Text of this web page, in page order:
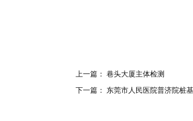
上一篇： 巷头大厦主体检测
下一篇： 东莞市人民医院普济院桩